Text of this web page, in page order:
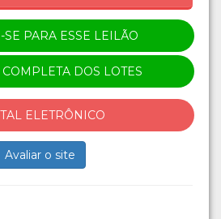
SE PARA ESSE LEILÃO
DOS LOTES
ELETRÔNICO
Avaliar o site